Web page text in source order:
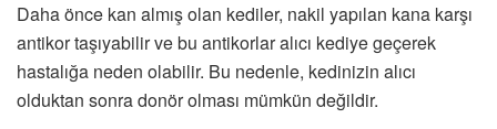
Daha önce kan almış olan kediler, nakil yapılan kana karşı
antikor taşıyabilir ve bu antikorlar alıcı kediye geçerek
hastalığa neden olabilir. Bu nedenle, kedinizin alıcı
olduktan sonra donör olması mümkün değildir.